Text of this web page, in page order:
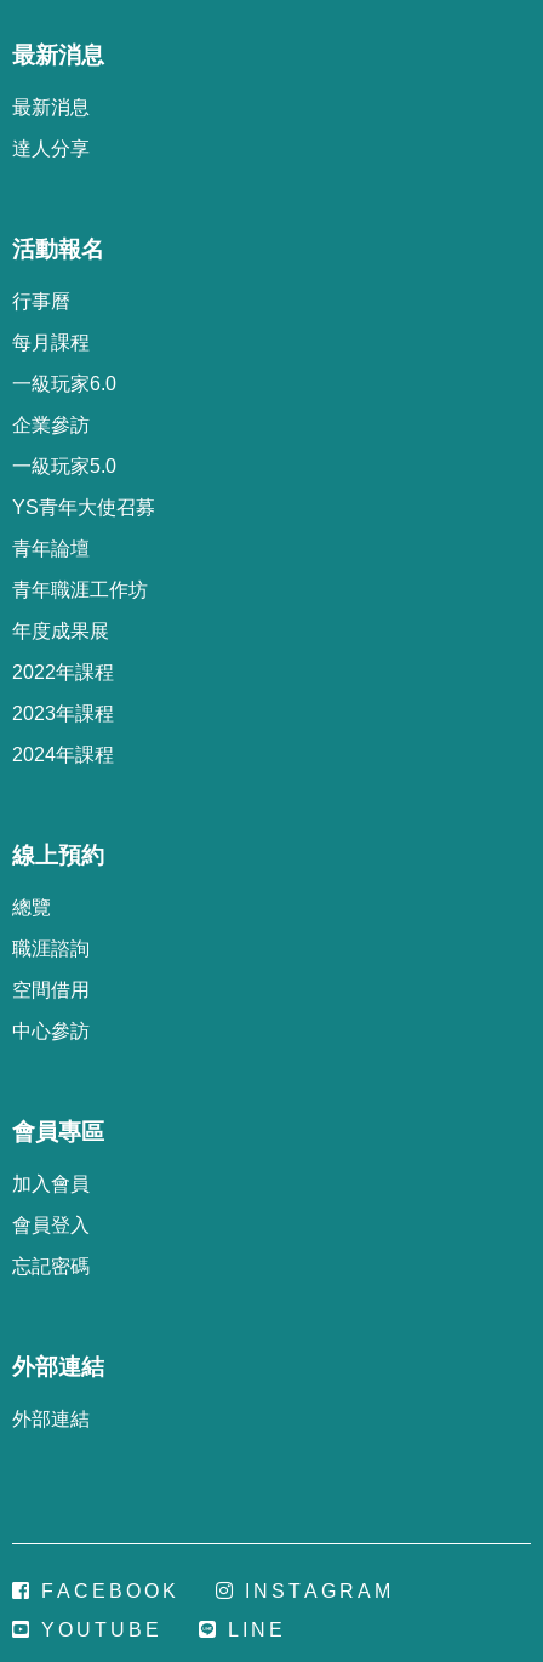
最新消息
最新消息
達人分享
活動報名
行事曆
每月課程
一級玩家6.0
企業參訪
一級玩家5.0
YS青年大使召募
青年論壇
青年職涯工作坊
年度成果展
2022年課程
2023年課程
2024年課程
線上預約
總覽
職涯諮詢
空間借用
中心參訪
會員專區
加 入會 員
會 員登 入
忘記密碼
外部連結
外部連結
FA C E B OO K N S TA G R A M
Y O U T U B E L N E